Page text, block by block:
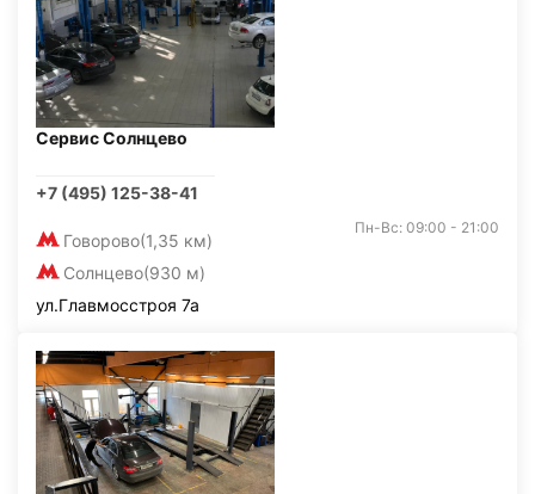
Сервис Солнцево
+7 (495) 125-38-41
Говорово(1,35 км)
Солнцево(930 м)
Пн-Вс: 09:00 - 21:00
ул.Главмосстроя 7а